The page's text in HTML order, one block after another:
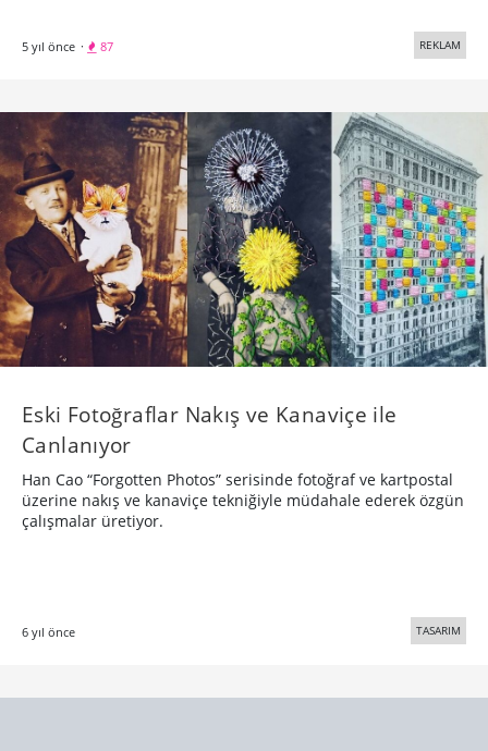
5 yıl önce · 87 REKLAM
Eski Fotoğraflar Nakış ve Kanaviçe ile
Canlanıyor
Han Cao “Forgotten Photos” serisinde fotoğraf ve kartpostal
üzerine nakış ve kanaviçe tekniğiyle müdahale ederek özgün
çalışmalar üretiyor.
6 yıl önce TASARIM